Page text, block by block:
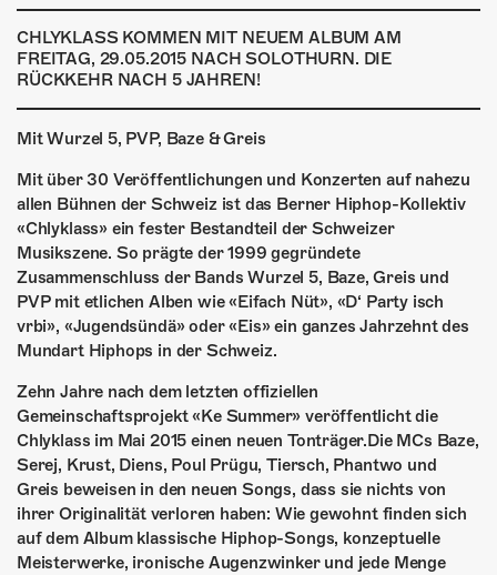
FOTOGALERIE
PHOTOMAT
INFOS
KONTAKT
ÜBER UNS
GÖNNEREI
SHOP
MITMACHEN
CHLYKLASS KOMMEN MIT NEUEM ALBUM AM
FREITAG, 29.05.2015 NACH SOLOTHURN. DIE
RÜCKKEHR NACH 5 JAHREN!
Mit Wurzel 5, PVP, Baze & Greis
Mit über 30 Veröffentlichungen und Konzerten auf nahezu
allen Bühnen der Schweiz ist das Berner Hiphop-Kollektiv
«Chlyklass» ein fester Bestandteil der Schweizer
Musikszene. So prägte der 1999 gegründete
Zusammenschluss der Bands Wurzel 5, Baze, Greis und
PVP mit etlichen Alben wie «Eifach Nüt», «D‘ Party isch
vrbi», «Jugendsündä» oder «Eis» ein ganzes Jahrzehnt des
Mundart Hiphops in der Schweiz.
Zehn Jahre nach dem letzten offiziellen
Gemeinschaftsprojekt «Ke Summer» veröffentlicht die
Chlyklass im Mai 2015 einen neuen Tonträger.Die MCs Baze,
Serej, Krust, Diens, Poul Prügu, Tiersch, Phantwo und
Greis beweisen in den neuen Songs, dass sie nichts von
ihrer Originalität verloren haben: Wie gewohnt finden sich
auf dem Album klassische Hiphop-Songs, konzeptuelle
Meisterwerke, ironische Augenzwinker und jede Menge